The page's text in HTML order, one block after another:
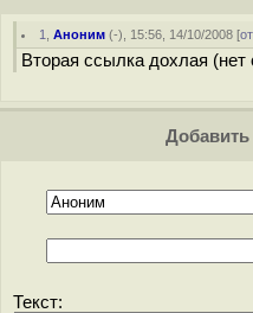
1 ,Аноним (-), 15:56, 14/10/2008 [
Вторая ссылка дохлая (нет
Текст: